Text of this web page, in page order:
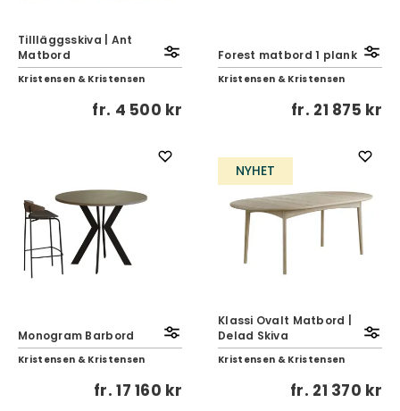
TilIläggsskiva | Ant
Matbord
Kristensen & Kristensen
fr. 4 500 kr
Forest matbord 1 plank
Kristensen & Kristensen
fr. 21 875 kr
Monogram Barbord
Kristensen & Kristensen
fr.17 160 kr
NYHET
Klassi Ovalt Matbord |
Delad Skiva
Kristensen & Kristensen
fr. 21 370 kr